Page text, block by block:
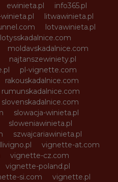
ewinieta.pl
info365.pl
litwawinieta.pl
lotvawinieta.pl
lotysskadalnice.com
moldavskadalnice.com
najtanszewiniety.pl
pl-vignette.com
rakouskadalnice.com
rumunskadalnice.com
slovenskadalnice.com
slowacja-winieta.pl
sloweniawinieta.pl
szwajcariawinieta.pl
vignette-at.com
vignette-cz.com
vignette-poland.pl
si.com
vignette.pl